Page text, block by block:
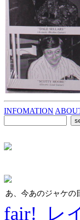
INFOMATION
あ、今あのジャケの
fair! レ